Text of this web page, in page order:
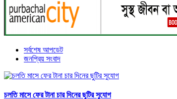
সর্বশেষ আপডেট
জনপ্রিয় সংবাদ
চলতি মাসে ফের টানা চার দিনের ছুটির সুযোগ